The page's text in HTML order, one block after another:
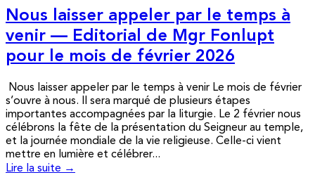
Nous laisser appeler par le temps à
venir — Editorial de Mgr Fonlupt
pour le mois de février 2026
Nous laisser appeler par le temps à venir Le mois de février
s’ouvre à nous. Il sera marqué de plusieurs étapes
importantes accompagnées par la liturgie. Le 2 février nous
célébrons la fête de la présentation du Seigneur au temple,
et la journée mondiale de la vie religieuse. Celle-ci vient
mettre en lumière et célébrer...
Lire la suite →